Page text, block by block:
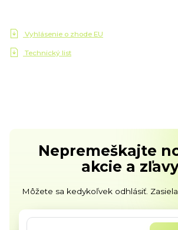
Vyhlásenie o zhode EU
Technický list
Nepremeškajte
akcie a
Môžete sa kedykoľvek odhlásiť.